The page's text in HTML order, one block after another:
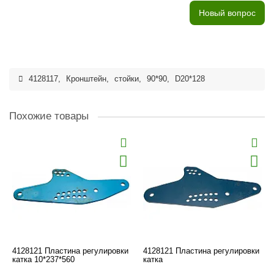
Новый вопрос
4128117, Кронштейн, стойки, 90*90, D20*128
Похожие товары
4128121 Пластина регулировки
катка 10*237*560
4128121 Пластина регулировки
катка